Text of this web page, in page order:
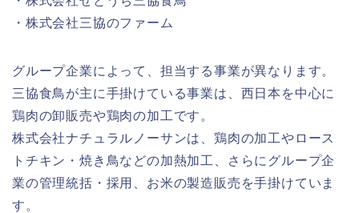
・株式会社三協のファーム
グループ企業によって、担当する事業が異なります。
三協食鳥が主に手掛けている事業は、西日本を中心に
鶏肉の卸販売や鶏肉の加工です。
株式会社ナチュラルノーサンは、鶏肉の加工やロース
トチキン・焼き鳥などの加熱加工、さらにグループ企
業の管理統括・採用、お米の製造販売を手掛けていま
す。